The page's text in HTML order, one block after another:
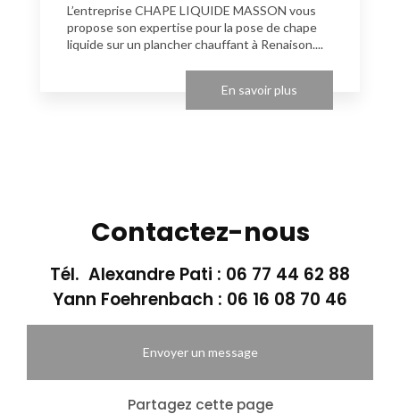
L’entreprise CHAPE LIQUIDE MASSON vous
propose son expertise pour la pose de chape
liquide sur un plancher chauffant à Renaison....
En savoir plus
Contactez-nous
Tél. Alexandre Pati : 06 77 44 62 88
Yann Foehrenbach : 06 16 08 70 46
Envoyer un message
Partagez cette page